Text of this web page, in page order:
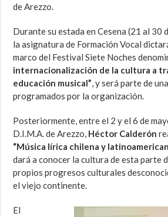
de Arezzo.
Durante su estada en Cesena (21 al 30
la asignatura de Formación Vocal
marco del Festival Siete Noches
internacionalización de la cultura a
educación musical”, y será parte de
programados por la organización.
Posteriormente, entre el 2 y el 6 de
D.I.M.A. de Arezzo, Héctor Calderón
“Música lírica chilena y
dará a conocer la cultura de esta parte
propios progresos culturales
el viejo continente.
El